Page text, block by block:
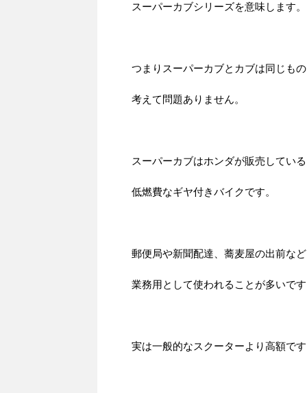
スーパーカブシリーズを意味します。
つまりスーパーカブとカブは同じも
考えて問題ありません。
スーパーカブはホンダが販売している
低燃費なギヤ付きバイクです。
郵便局や新聞配達、蕎麦屋の出前など
業務用として使われることが多いで
実は一般的なスクーターより高額で